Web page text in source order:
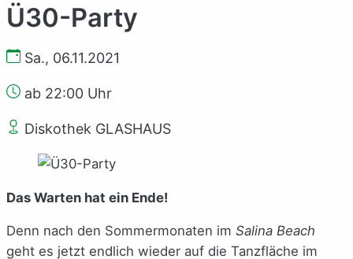
Ü30-Party
Sa., 06.11.2021
ab 22:00 Uhr
Diskothek GLASHAUS
Das Warten hat ein Ende!
Denn nach den Sommermonaten im Salina Beach
geht es jetzt endlich wieder auf die Tanzfläche im